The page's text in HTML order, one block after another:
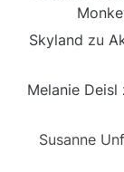
Skyland zu
Melanie Deisl
Susanne